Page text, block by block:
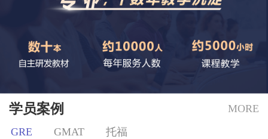
学员案例
MORE
GRE
GMAT 托福